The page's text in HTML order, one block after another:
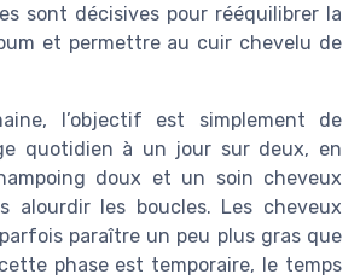
sont décisives pour rééquilibrer la
et permettre au cuir chevelu de
l’objectif est simplement de
quotidien à un jour sur deux, en
doux et un soin cheveux
alourdir les boucles. Les cheveux
paraître un peu plus gras que
phase est temporaire, le temps